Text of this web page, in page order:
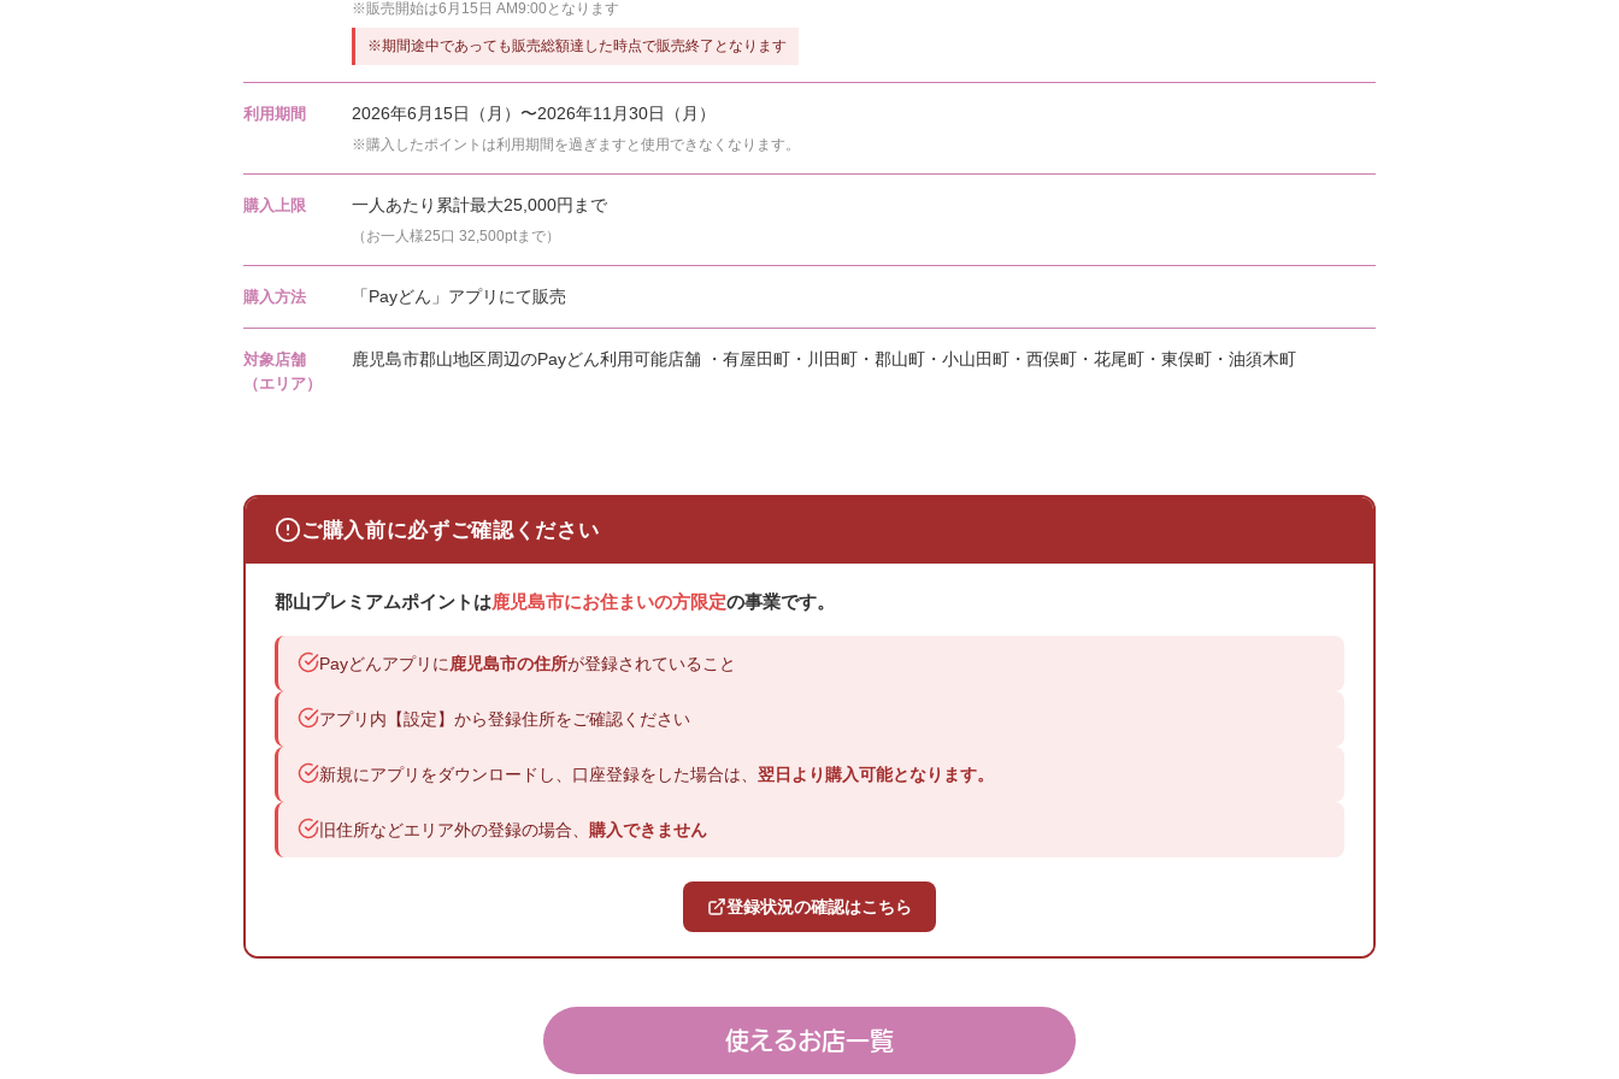
※販売開始は6月15日 AM9:00となります
※期間途中であっても販売総額達した時点で販売終了となります
利用期間 2026年6月15日（月）〜2026年11月30日（月）
※購入したポイントは利用期間を過ぎますと使用できなくなります。
購入上限 一人あたり累計最大25,000円まで
（お一人様25口 32,500ptまで）
購入方法 「Payどん」アプリにて販売
対象店舗
（エリア）
鹿児島市郡山地区周辺のPayどん利用可能店舗 ・有屋田町・川田町・郡山町・小山田町・西俣町・花尾町・東俣町・油須木町
ご購入前に必ずご確認ください
郡山プレミアムポイントは鹿児島市にお住まいの方限定の事業です。
Payどんアプリに 鹿児島市の住所が登録されていること
アプリ内【設定】から登録住所をご確認ください
新規にアプリをダウンロードし、口座登録をした場合は、 翌日より購入可能となります。
旧住所などエリア外の登録の場合、 購入できません
登録状況の確認はこちら
使えるお店一覧